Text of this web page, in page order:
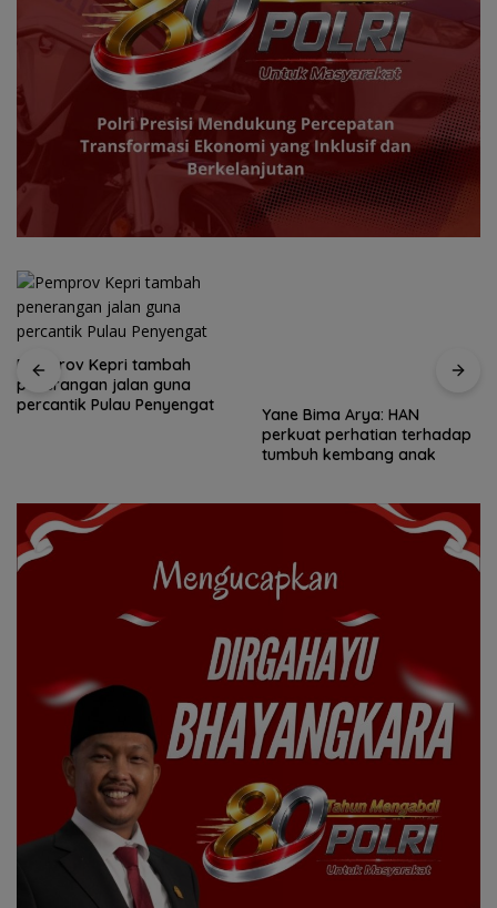
Pemprov Kepri tambah
penerangan jalan guna
percantik Pulau Penyengat
tumbuh kembang anak